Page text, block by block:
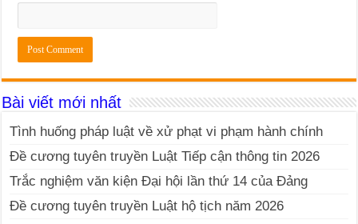
Bài viết mới nhất
Tình huống pháp luật về xử phạt vi phạm hành chính
Đề cương tuyên truyền Luật Tiếp cận thông tin 2026
Trắc nghiệm văn kiện Đại hội lần thứ 14 của Đảng
Đề cương tuyên truyền Luật hộ tịch năm 2026